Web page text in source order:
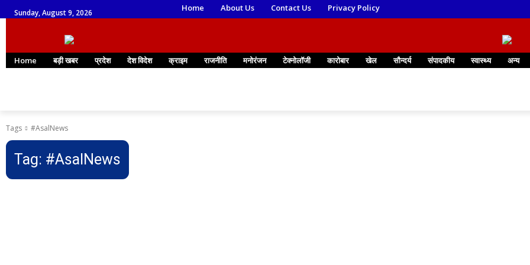
Sunday, August 9, 2026 Home About Us Contact Us Privacy Policy
Home बड़ी खबर प्रदेश देश विदेश क्राइम राजनीति मनोरंजन टेक्नोलॉजी कारोबार खेल सौन्दर्य संपादकीय स्वास्थ्य अन्य
Tags #AsalNews
Tag: #AsalNews